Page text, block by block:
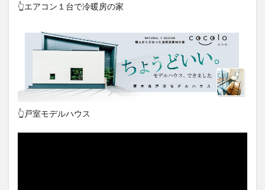
👆エアコン１台で冷暖房の家
👆戸室モデルハウス